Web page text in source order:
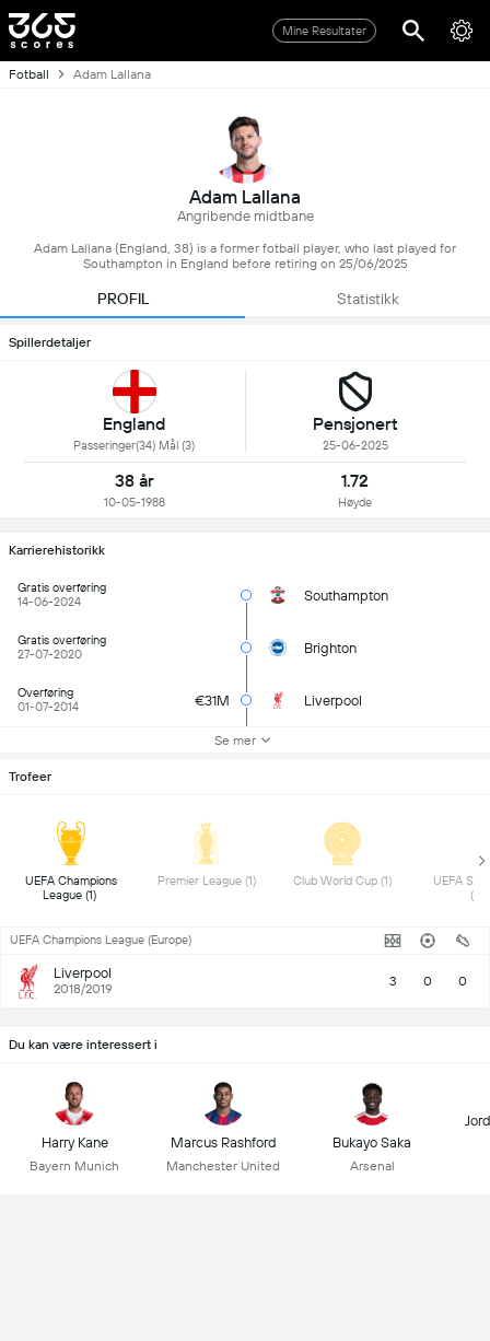
Mine Resultater
Fotball Adam Lallana
Adam Lallana
Angribende midtbane
Adam Lallana (England, 38) is a former fotball player, who last played for
Southampton in England before retiring on 25/06/2025
PROFIL Statistikk
Spillerdetaljer
England
Passeringer(34) Mål (3)
Pensjonert
25-06-2025
38 år
10-05-1988
1.72
Høyde
Karrierehistorikk
Gratis overføring
14-06-2024
Southampton
Gratis overføring
27-07-2020
Brighton
Overføring
01-07-2014
€31M Liverpool
Se mer
Trofeer
UEFA Champions
League (1)
Premier League (1) Club World Cup (1)
UEFA
UEFA Champions League (Europe)
Liverpool
2018/2019 3 0 0
Du kan være interessert i
Harry Kane
Bayern Munich
Marcus Rashford
Manchester United
Bukayo Saka
Arsenal